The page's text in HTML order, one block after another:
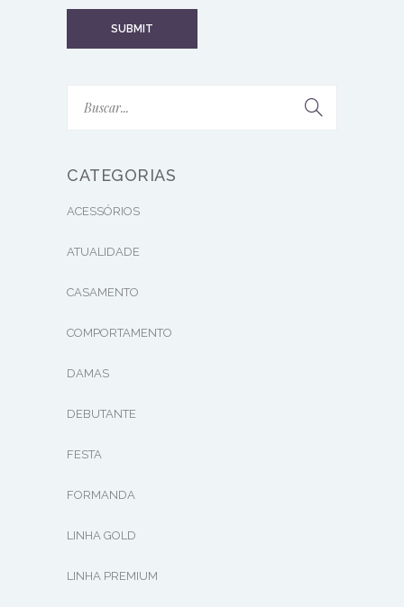
CATEGORIAS
ACESSÓRIOS
ATUALIDADE
CASAMENTO
COMPORTAMENTO
DAMAS
DEBUTANTE
FESTA
FORMANDA
LINHA GOLD
LINHA PREMIUM